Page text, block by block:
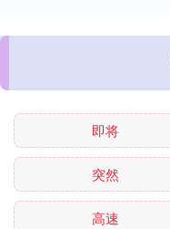
即将
突然
高速